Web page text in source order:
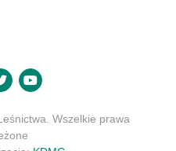
Wszelkie prawa